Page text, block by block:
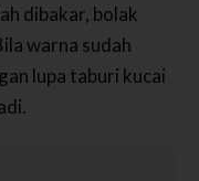
dibakar, bolak
warna sudah
lupa taburi kucai